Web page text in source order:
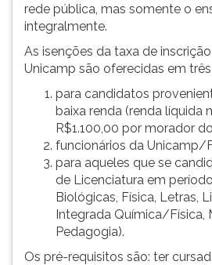
tecla
depois
novamente.
rede pública, mas somente o
integralmente.
As isenções da taxa de
Unicamp são oferecidas em três
para candidatos
baixa renda (renda líquida
R$1.100,00 por morador
funcionários da Unicamp/
para aqueles que se
de Licenciatura em
Biológicas, Física, Letras,
Integrada Química/Física,
Pedagogia).
Os pré-requisitos são: ter